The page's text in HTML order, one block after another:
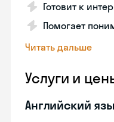
Готовит к
Помогает
Читать дальше
Услуги и
Английский